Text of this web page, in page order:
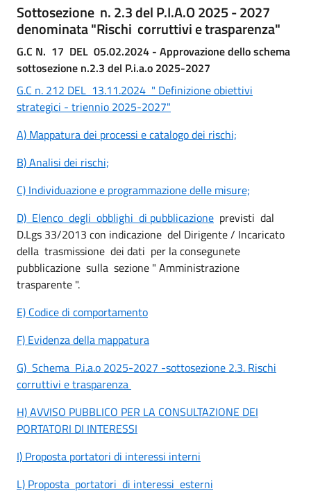
Sottosezione n. 2.3 del P.I.A.O 2025 - 2027
denominata "Rischi corruttivi e trasparenza"
G.C N. 17 DEL 05.02.2024 - Approvazione dello schema
sottosezione n.2.3 del P.i.a.o 2025-2027
G.C n. 212 DEL 13.11.2024 " Definizione obiettivi
strategici - triennio 2025-2027"
A) Mappatura dei processi e catalogo dei rischi;
B) Analisi dei rischi;
C) Individuazione e programmazione delle misure;
D) Elenco degli obblighi di pubblicazione previsti dal
D.Lgs 33/2013 con indicazione del Dirigente / Incaricato
della trasmissione dei dati per la consegunete
pubblicazione sulla sezione " Amministrazione
trasparente ".
E) Codice di comportamento
F) Evidenza della mappatura
G) Schema P.i.a.o 2025-2027 -sottosezione 2.3. Rischi
corruttivi e trasparenza
H) AVVISO PUBBLICO PER LA CONSULTAZIONE DEI
PORTATORI DI INTERESSI
I) Proposta portatori di interessi interni
L) Proposta portatori di interessi esterni